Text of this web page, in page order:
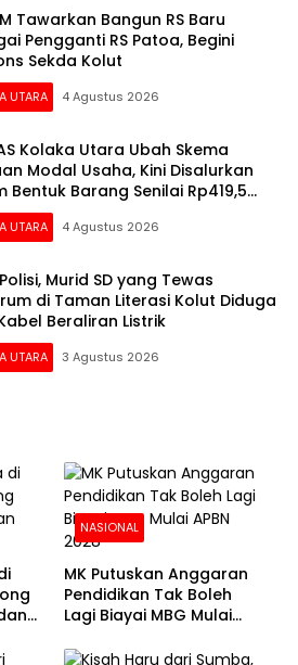
Tawarkan Bangun RS Baru
Pengganti RS Patoa, Begini
Sekda Kolut
UTARA 4 Agustus 2026
Kolaka Utara Ubah Skema
Modal Usaha, Kini Disalurkan
Bentuk Barang Senilai Rp419,5
UTARA 4 Agustus 2026
Murid SD yang Tewas
di Taman Literasi Kolut Diduga
Beraliran Listrik
UTARA 3 Agustus 2026
NASIONAL
MK Putuskan Anggaran
Pendidikan Tak Boleh
Lagi Biayai MBG Mulai